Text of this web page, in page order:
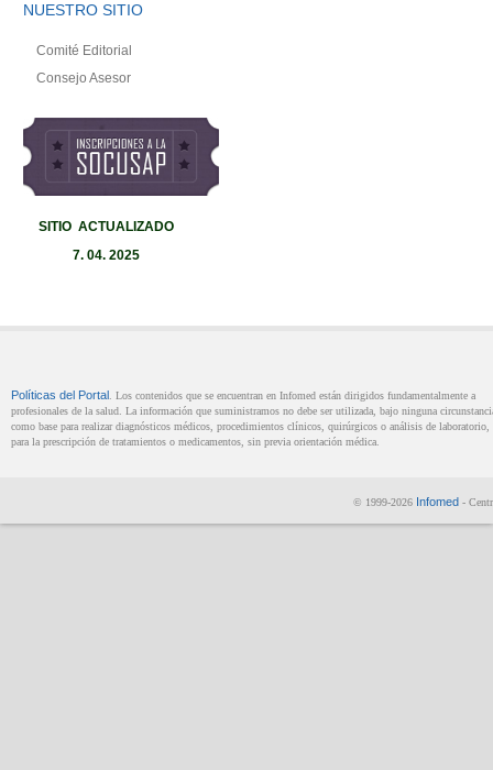
NUESTRO SITIO
Comité Editorial
Consejo Asesor
SITIO ACTUALIZADO
7. 04. 2025
Políticas del Portal . Los contenidos que se encuentran en Infomed están dirigidos fundamentalmente a
profesionales de la salud. La información que suministramos no debe ser utilizada, bajo ninguna
como base para realizar diagnósticos médicos, procedimientos clínicos, quirúrgicos o análisis de laboratorio,
para la prescripción de tratamientos o medicamentos, sin previa orientación médica.
© 1999-2026 Infomed -